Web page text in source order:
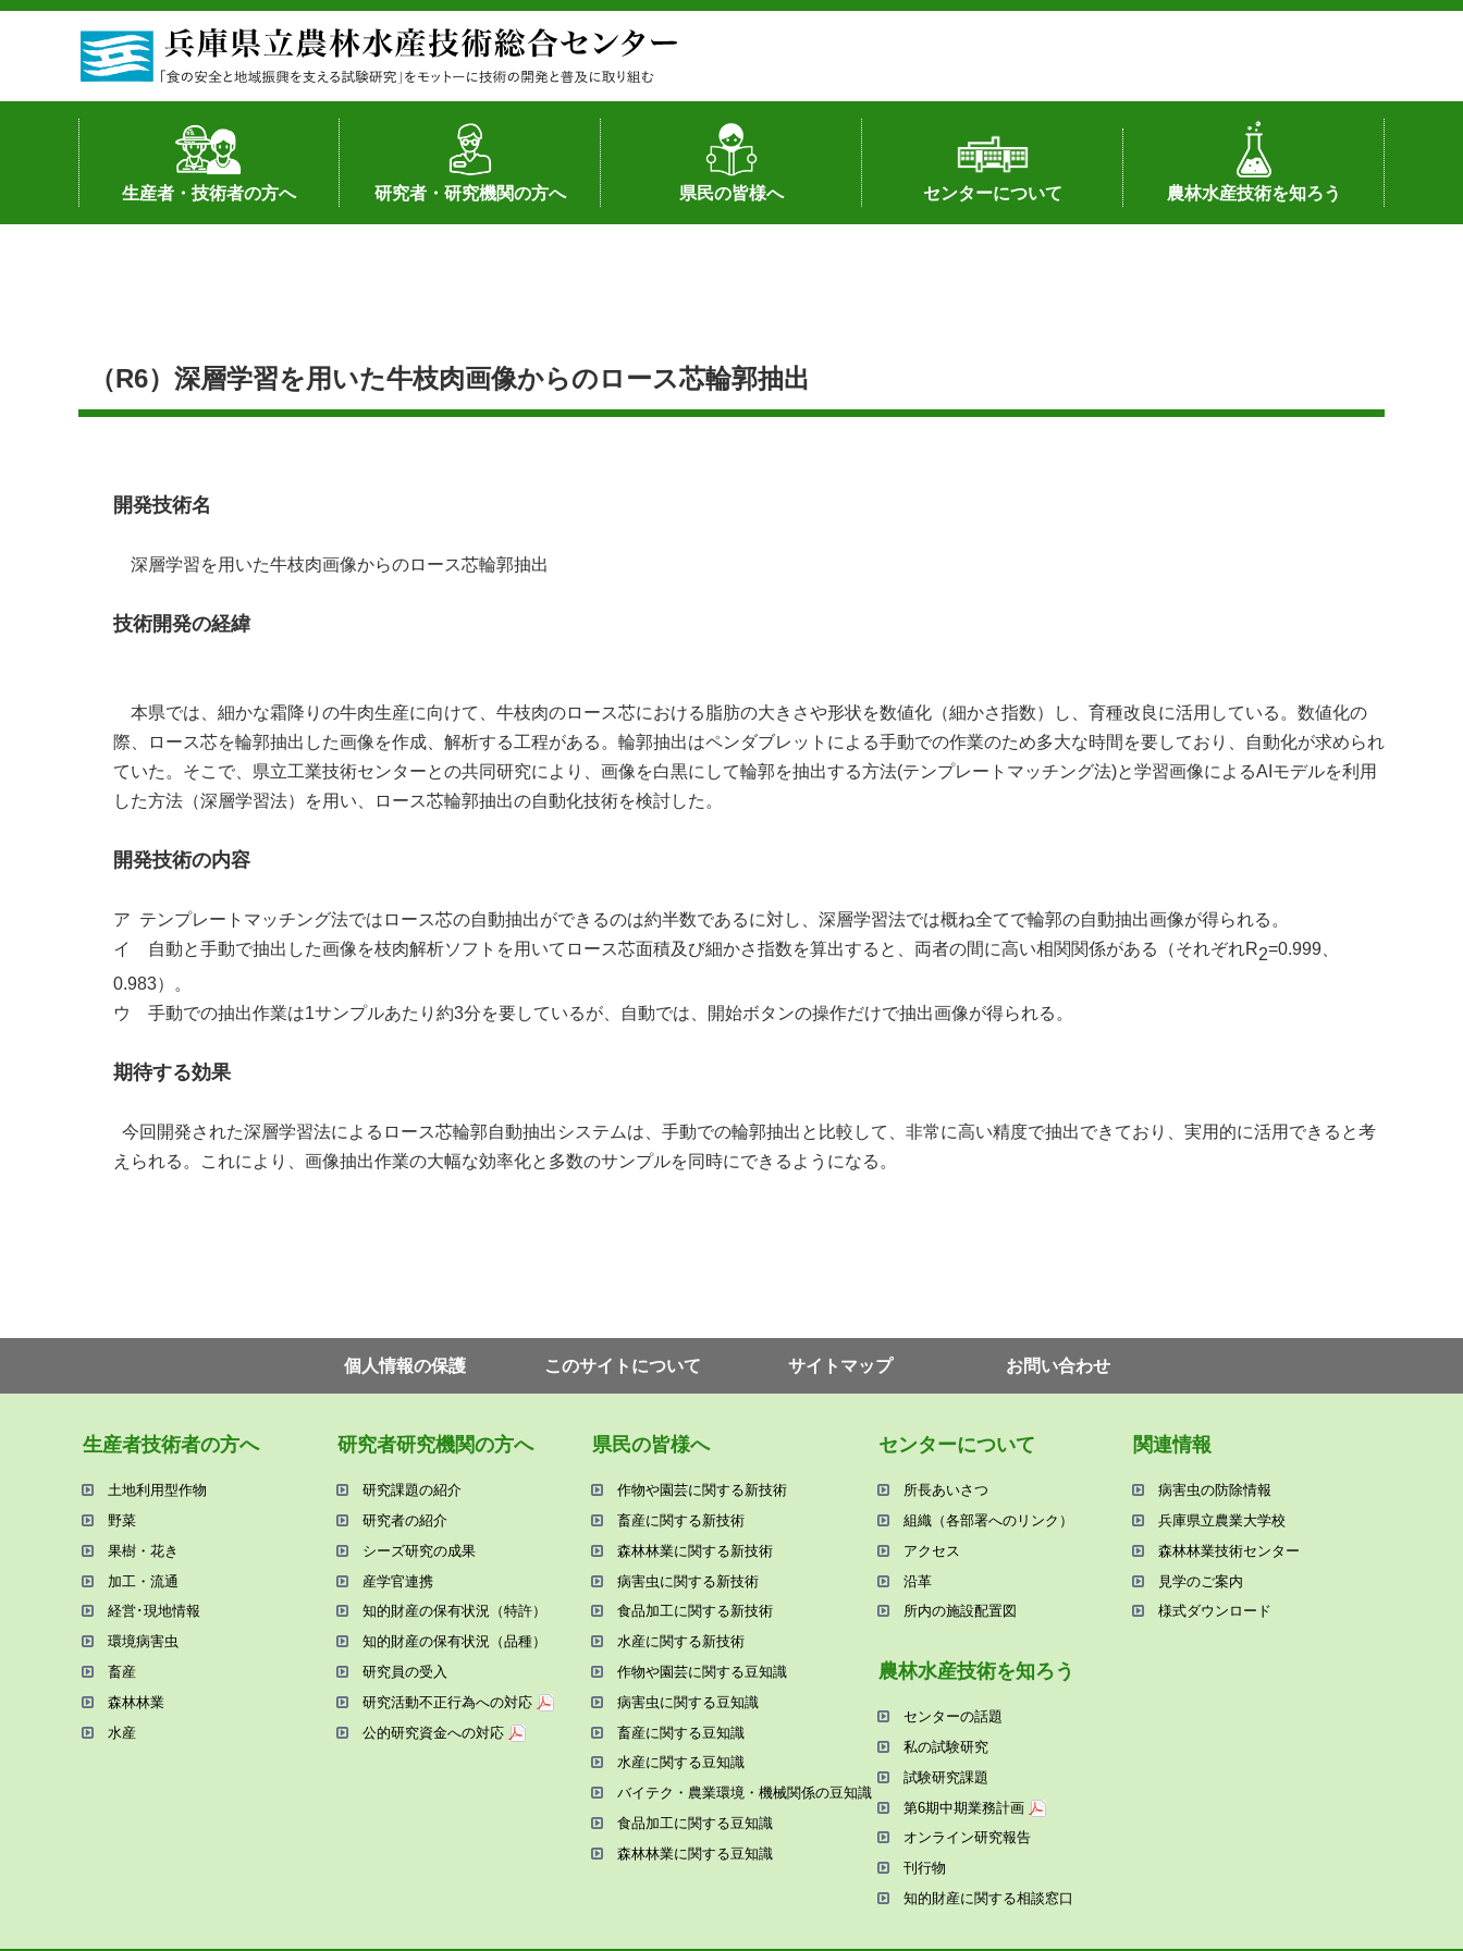
生産者・技術者の方へ
土地利用型作物
野菜
果樹・花き
加工・流通
経営･現地情報
環境病害虫
畜産
森林林業
水産
基幹種雄牛の紹介
研究者・研究機関の方へ
研究者の紹介
シーズ研究の成果
産学官連携
知的財産の保有状況（特許）
知的財産の保有状況（品種）
研究員の受入
研究活動不正行為への対応
公的研究資金への対応
県民の皆様へ
作物や園芸に関する新技術
畜産に関する新技術
森林林業に関する新技術
病害虫に関する新技術
食品加工に関する新技術
水産に関する新技術
作物や園芸に関する豆知識
病害虫に関する豆知識
畜産に関する豆知識
水産に関する豆知識
バイテク・農業環境・機械関係
食品加工に関する豆知識
森林林業に関する豆知識
センターについて
所長あいさつ
組織（各部署へのリンク）
アクセス
沿革
所内の施設配置図
農林水産技術を知ろう
センターの話題
私の試験研究
試験研究課題
第6期中期業務計画
オンライン研究報告
刊行物
知的財産に関する相談窓口
（R6）深層学習を用いた牛枝肉画像からのロース芯輪郭抽出
開発技術名
深層学習を用いた牛枝肉画像からのロース芯輪郭抽出
技術開発の経緯
本県では、細かな霜降りの牛肉生産に向けて、牛枝肉のロース芯における脂肪の大きさや形状を数値化（細かさ指数）し、育種改良に活用している。数値化の
際、ロース芯を輪郭抽出した画像を作成、解析する工程がある。輪郭抽出はペンダブレットによる手動での作業のため多大な時間を要しており、自動化が求められ
ていた。そこで、県立工業技術センターとの共同研究により、画像を白黒にして輪郭を抽出する方法(テンプレートマッチング法)と学習画像によるAI モデルを利用
した方法（深層学習法）を用い、ロース芯輪郭抽出の自動化技術を検討した。
開発技術の内容
ア テンプレートマッチング法ではロース芯の自動抽出ができるのは約半数であるに対し、深層学習法では概ね全てで輪郭の自動抽出画像が得られる。
イ 自動と手動で抽出した画像を枝肉解析ソフトを用いてロース芯面積及び細かさ指数を算出すると、両者の間に高い相関関係がある（それぞれR2=0.999
0.983）。
ウ 手動での抽出作業は1サンプルあたり約3分を要しているが、自動では、開始ボタンの操作だけで抽出画像が得られる。
期待する効果
今回開発された深層学習法によるロース芯輪郭自動抽出システムは、手動での輪郭抽出と比較して、非常に高い精度で抽出できており、実用的に活用できると考
えられる。これにより、画像抽出作業の大幅な効率化と多数のサンプルを同時にできるようになる。
個⼈情報の保護 このサイトについて サイトマップ お問い合わせ
⽣産者技術者の⽅へ
⼟地利⽤型作物
野菜
果樹・花き
加⼯・流通
経営･現地情報
環境病害⾍
畜産
森林林業
⽔産
研究者研究機関の⽅へ
研究課題の紹介
研究者の紹介
シーズ研究の成果
産学官連携
知的財産の保有状況（特許）
知的財産の保有状況（品種）
研究員の受⼊
研究活動不正⾏為への対応
公的研究資金への対応
県⺠の皆様へ
作物や園芸に関する新技術
畜産に関する新技術
森林林業に関する新技術
病害⾍に関する新技術
⾷品加⼯に関する新技術
⽔産に関する新技術
作物や園芸に関する⾖知識
病害⾍に関する⾖知識
畜産に関する⾖知識
⽔産に関する⾖知識
バイテク・農業環境・機械関係の⾖知識
⾷品加⼯に関する⾖知識
森林林業に関する⾖知識
センターについて
所⻑あいさつ
組織（各部署へのリンク）
アクセス
沿⾰
所内の施設配置図
農林⽔産技術を知ろう
センターの話題
私の試験研究
試験研究課題
第6期中期業務計画
オンライン研究報告
刊⾏物
知的財産に関する相談窓⼝
関連情報
病害⾍の防除情報
兵庫県⽴農業⼤学校
森林林業技術センター
⾒学のご案内
様式ダウンロード